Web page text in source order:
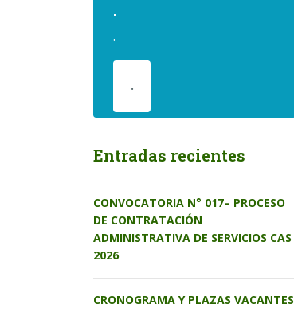
.
.
.
Entradas recientes
CONVOCATORIA N° 017– PROCESO
DE CONTRATACIÓN
ADMINISTRATIVA DE SERVICIOS CAS
2026
CRONOGRAMA Y PLAZAS VACANTES